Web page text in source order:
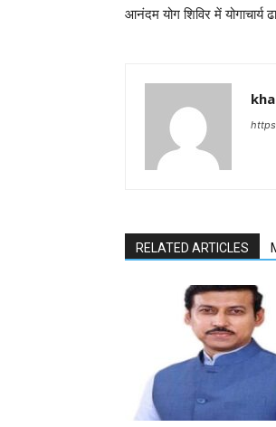
आनंदम योग शिविर में योगाचार्य
RELATED ARTICLES